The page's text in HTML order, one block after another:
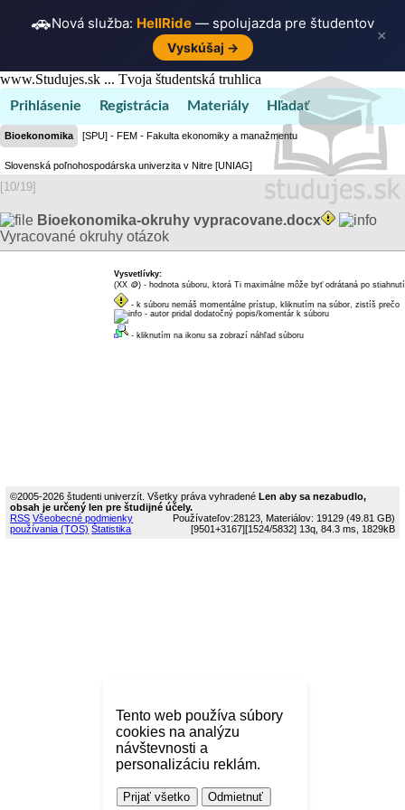
🚗Nová služba: HellRide— spolujazda pre študentov
Vyskúšaj →
×
Tento web používa súbory
cookies na analýzu
návštevnosti a
personalizáciu reklám.
Prijať všetko Odmietnuť
www.Studujes.sk ... Tvoja študentská truhlica
Prihlásenie Registrácia Materiály Hľadať
Bioekonomika [SPU] - FEM - Fakulta ekonomiky a manažmentu
Slovenská poľnohospodárska univerzita v Nitre [UNIAG]
[10/19]
Bioekonomika-okruhy vypracovane.docx
Vyracované okruhy otázok
Vysvetlívky:
(XX
dukátikov
🪙) - hodnota súboru, ktorá Ti maximálne môže byť odrátaná po stiahnutí
- k súboru nemáš momentálne prístup, kliknutím na súbor, zistíš prečo
- autor pridal dodatočný popis/komentár k súboru
- kliknutím na ikonu sa zobrazí náhľad súboru
©2005-2026 študenti univerzít. Všetky práva vyhradené Len aby sa nezabudlo,
obsah je určený len pre študijné účely.
Používateľov:28123, Materiálov: 19129 (49.81 GB)
RSS Všeobecné podmienky
používania (TOS) Štatistika [9501+3167][1524/5832]13q, 84.3 ms, 1829kB